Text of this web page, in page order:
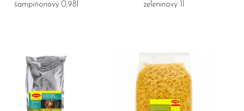
šampiňonový 0,98l
zeleninový 1l